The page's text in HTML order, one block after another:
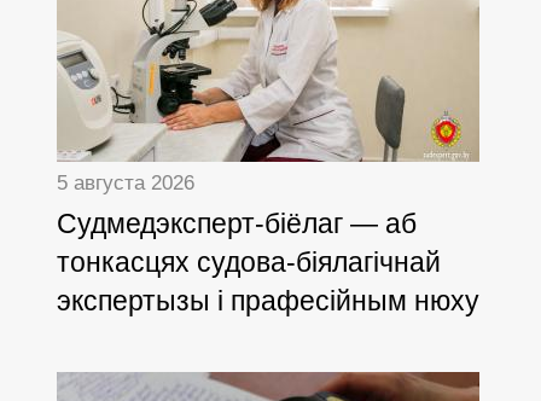
5 августа 2026
Cудмедэксперт-біёлаг — аб
тонкасцях судова-біялагічнай
экспертызы і прафесійным нюху